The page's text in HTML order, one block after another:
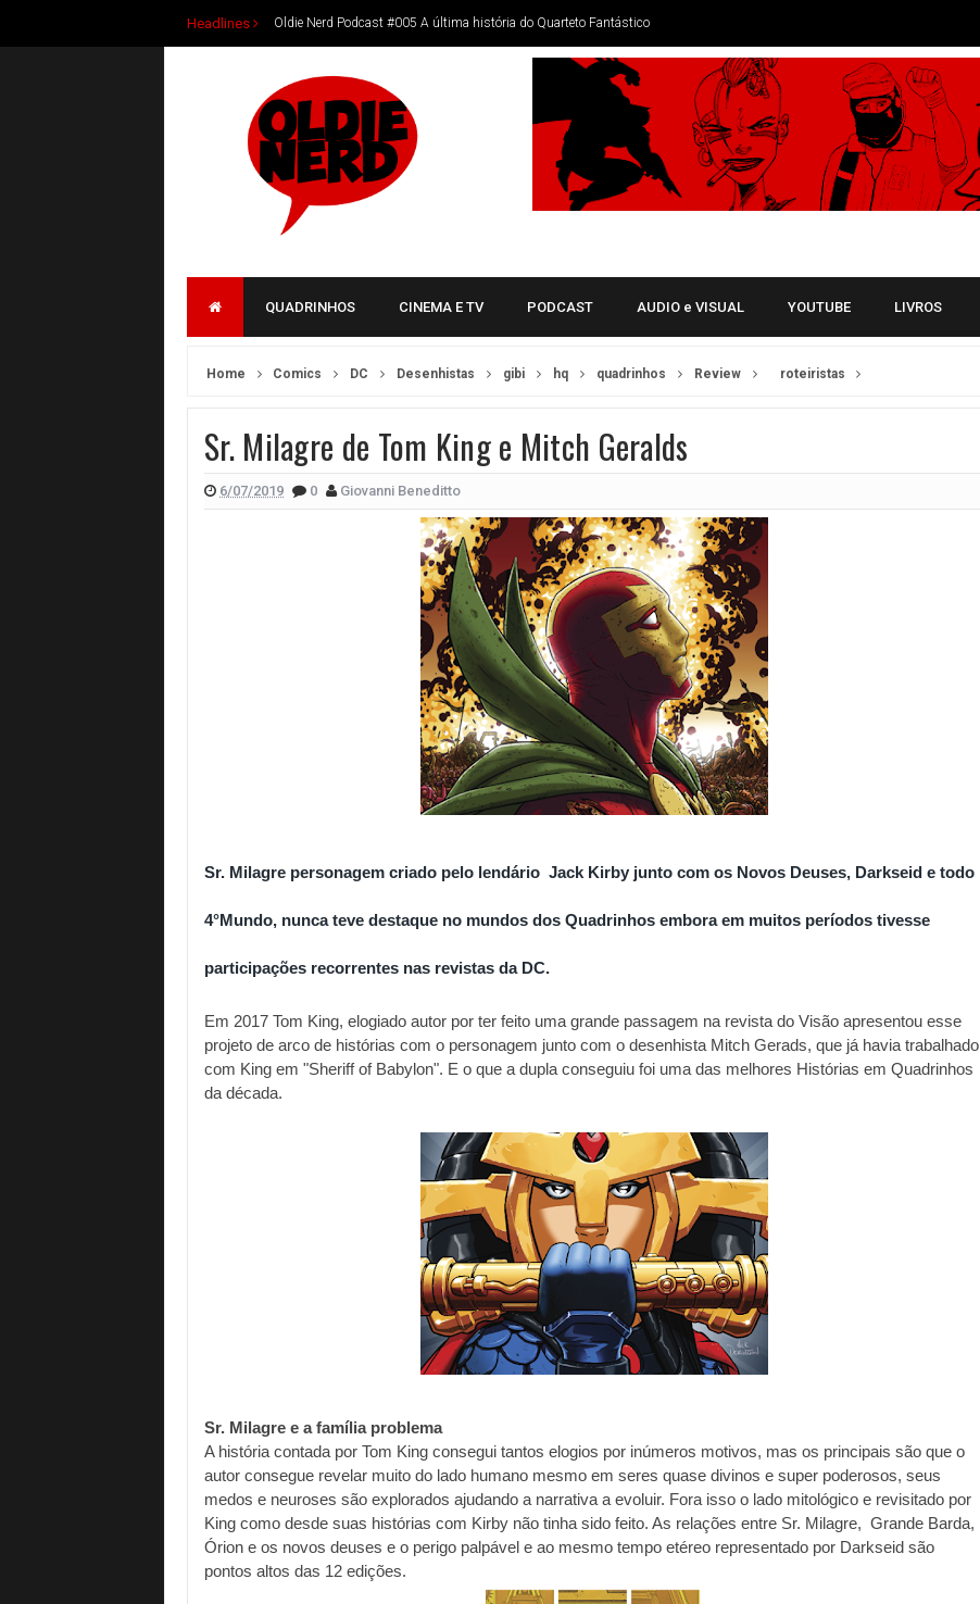
Headlines Oldie Nerd Podcast #005 A última história do Quarteto Fantástico
Nada Floresceu em 99, HQ Inspirada no mito do Velho do Saco tem pré-venda iniciada no Catarse
Oldie Nerd Podcast #004 Someplace Strange de Ann Nocenti e John Bolton
Oldie Nerd Podcast #003 Batman vs Justiceiro
Oldie Nerd Podcast #002 Batman Lua Cheia
Oldie Nerd Podcast #001 Novo Podcast + Tropa Alfa do Byrne + Longshot
Nova romantasia de Natalia Avila traz uma atmosfera repleta de magia e destinos cruzados
Novo livro de Bruno Crispim traz o dinamismo e a ação dos mangás para narrativa jovem
Autores nacionais também marcam presença na Bienal do Livro
Livros nacionais para ler antes da Bienal Internacional do Livro do Rio de Janeiro
Café com Gibi 90: Piores Séries de 2024
Do Delírio ao Domínio de Warley Rangel
Cabeça na Nuvem de Renan Carvalho
Livros para aproveitar durante as férias
Os Agentes do Caos de Fábio Fernandes
QUADRINHOS CINEMA E TV PODCAST AUDIO e VISUAL YOUTUBE LIVROS
Home Comics DC Desenhistas gibi hq quadrinhos Review roteiristas
Sr. Milagre de Tom King e Mitch Geralds
6/07/2019 0 Giovanni Beneditto
Sr. Milagre personagem criado pelo lendário  Jack Kirby junto com os Novos Deuses, Darkseid e todo
4°Mundo, nunca teve destaque no mundos dos Quadrinhos embora em muitos períodos tivesse
participações recorrentes nas revistas da DC.
Em 2017 Tom King, elogiado autor por ter feito uma grande passagem na revista do Visão apresentou esse
projeto de arco de histórias com o personagem junto com o desenhista Mitch Gerads, que já havia trabalhado
com King em "Sheriff of Babylon". E o que a dupla conseguiu foi uma das melhores Histórias em Quadrinhos
da década.
Sr. Milagre e a família problema
A história contada por Tom King consegui tantos elogios por inúmeros motivos, mas os principais são que o
autor consegue revelar muito do lado humano mesmo em seres quase divinos e super poderosos, seus
medos e neuroses são explorados ajudando a narrativa a evoluir. Fora isso o lado mitológico e revisitado por
King como desde suas histórias com Kirby não tinha sido feito. As relações entre Sr. Milagre,  Grande Barda,
Órion e os novos deuses e o perigo palpável e ao mesmo tempo etéreo representado por Darkseid são
pontos altos das 12 edições.